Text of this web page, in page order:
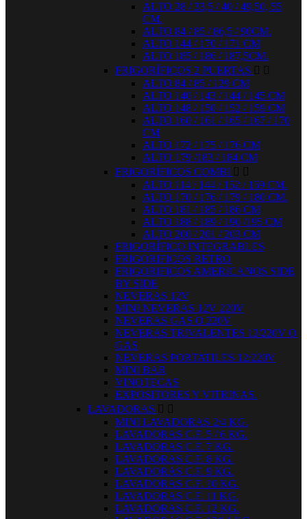
ALTO 28 / 33,5 / 40 / 49,50, 55
CM.
ALTO 84 / 85 / 86,5 / 90CM.
ALTO 144 / 170 / 171 CM
ALTO 185 / 186 / 187,5CM.
FRIGORÍFICOS 2 PUERTAS  
ALTO 84 / 85 / 129 CM
ALTO 140 / 143 / 144 / 145 CM
ALTO 148 / 150 / 152 / 159 CM
ALTO 160 / 161 / 165 / 167 / 170
CM
ALTO 172 / 175 / 176 CM
ALTO 179 /183 / 184 CM
FRIGORÍFICOS COMBI  
ALTO 114 / 144 / 152 / 159 CM.
ALTO 170 / 176 / 179 / 180 CM.
ALTO 181 / 185 / 186 CM
ALTO 188 / 189 / 190 /195 CM
ALTO 200 / 201 / 203 CM
FRIGORÍFICO INTEGRABLES
FRIGORIFICOS RETRO
FRIGORIFICOS AMERICANOS SIDE
BY SIDE
NEVERAS 12V
MINI NEVERAS 12V 220V
NEVERAS GAS O 220V
NEVERAS TRIVALENTES 12/220V O
GAS
NEVERAS PORTATILES 12/220V
MINI BAR
VINOTECAS
EXPOSITORES Y VITRINAS.
LAVADORAS  
MINI LAVADORAS 2/4 KG.
LAVADORAS C.F. 5 / 6 KG.
LAVADORAS C.F. 7 KG.
LAVADORAS C.F. 8 KG.
LAVADORAS C.F. 9 KG.
LAVADORAS C.F. 10 KG.
LAVADORAS C.F. 11 KG.
LAVADORAS C.F. 12 KG.